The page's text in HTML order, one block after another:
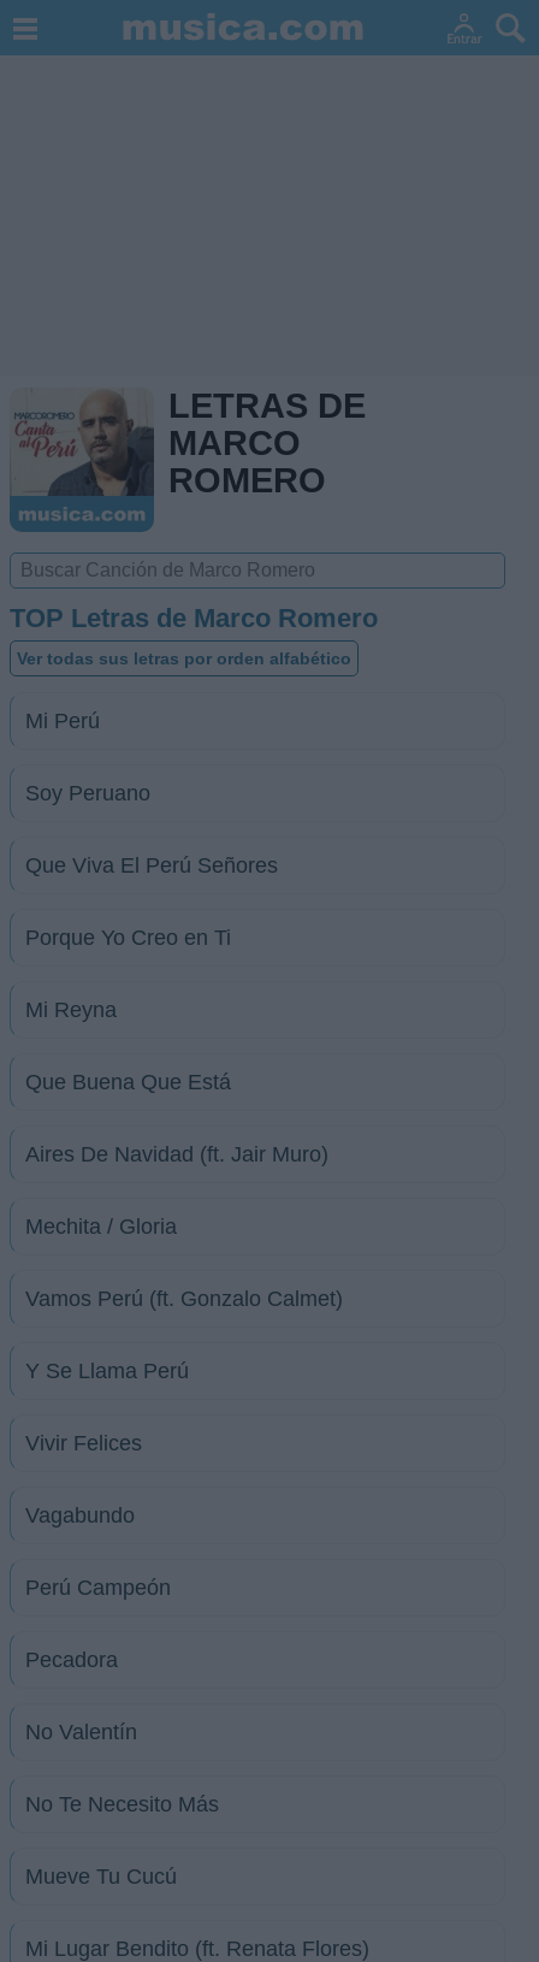
LETRAS DE
MARCO
ROMERO
TOP Letras de Marco Romero
Ver todas sus letras por orden alfabético
Mi Perú
Soy Peruano
Que Viva El Perú Señores
Porque Yo Creo en Ti
Mi Reyna
Que Buena Que Está
Aires De Navidad (ft. Jair Muro)
Mechita / Gloria
Vamos Perú (ft. Gonzalo Calmet)
Y Se Llama Perú
Vivir Felices
Vagabundo
Perú Campeón
Pecadora
No Valentín
No Te Necesito Más
Mueve Tu Cucú
Mi Lugar Bendito (ft. Renata Flores)